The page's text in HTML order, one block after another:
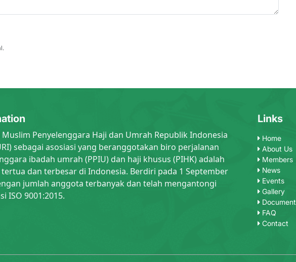
Muslim Penyelenggara Haji dan Umrah Republik Indonesia
sebagai asosiasi yang beranggotakan biro perjalanan
ibadah umrah (PPIU) dan haji khusus (PIHK) adalah
tertua dan terbesar di Indonesia. Berdiri pada 1 September
jumlah anggota terbanyak dan telah mengantongi
ISO 9001:2015.
Links
Home
About Us
Members
News
Events
Gallery
Document
FAQ
Contact